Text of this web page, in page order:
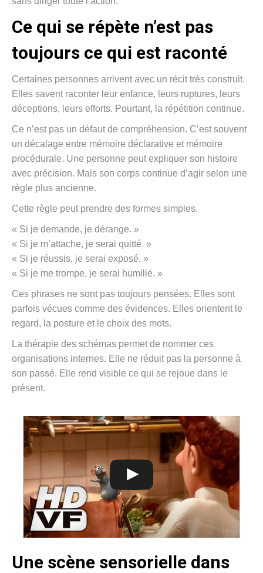
Ce qui se répète n’est pas
toujours ce qui est raconté
Certaines personnes arrivent avec un récit très construit.
Elles savent raconter leur enfance, leurs ruptures, leurs
déceptions, leurs efforts. Pourtant, la répétition continue.
Ce n’est pas un défaut de compréhension. C’est souvent
un décalage entre mémoire déclarative et mémoire
procédurale. Une personne peut expliquer son histoire
avec précision. Mais son corps continue d’agir selon une
règle plus ancienne.
Cette règle peut prendre des formes simples.
« Si je demande, je dérange. »
« Si je m’attache, je serai quitté. »
« Si je réussis, je serai exposé. »
« Si je me trompe, je serai humilié. »
Ces phrases ne sont pas toujours pensées. Elles sont
parfois vécues comme des évidences. Elles orientent le
regard, la posture et le choix des mots.
La thérapie des schémas permet de nommer ces
organisations internes. Elle ne réduit pas la personne à
son passé. Elle rend visible ce qui se rejoue dans le
présent.
Une scène sensorielle dans